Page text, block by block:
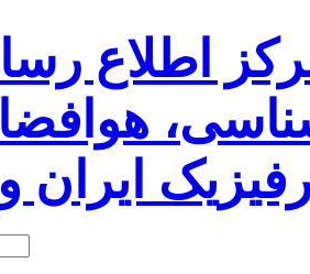
اطلاع
ایران